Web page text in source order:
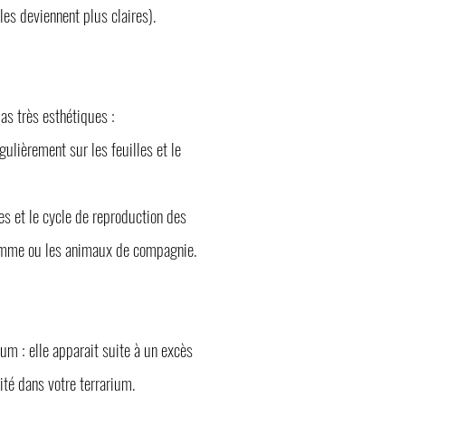
deviennent plus claires).
très esthétiques :
sur les feuilles et le
et le cycle de reproduction des
ou les animaux de compagnie.
: elle apparait suite à un excès
dans votre terrarium.